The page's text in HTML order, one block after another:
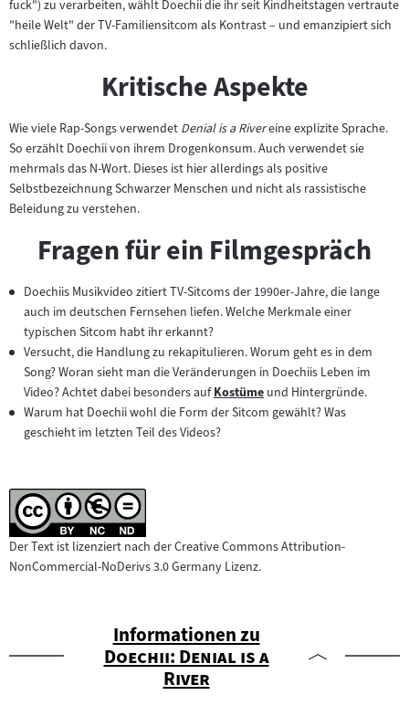
fuck") zu verarbeiten, wählt Doechii die ihr seit Kindheitstagen vertraute
"heile Welt" der TV-Familiensitcom als Kontrast – und emanzipiert sich
schließlich davon.
Kritische Aspekte
Wie viele Rap-Songs verwendet Denial is a Rivereine explizite Sprache.
So erzählt Doechii von ihrem Drogenkonsum. Auch verwendet sie
mehrmals das N-Wort. Dieses ist hier allerdings als positive
Selbstbezeichnung Schwarzer Menschen und nicht als rassistische
Beleidung zu verstehen.
Fragen für ein Filmgespräch
Doechiis Musikvideo zitiert TV-Sitcoms der 1990er-Jahre, die lange
auch im deutschen Fernsehen liefen. Welche Merkmale einer
typischen Sitcom habt ihr erkannt?
Versucht, die Handlung zu rekapitulieren. Worum geht es in dem
Song? Woran sieht man die Veränderungen in Doechiis Leben im
Video? Achtet dabei besonders aufZum
Inhalt:
Kostüme und Hintergründe.
Warum hat Doechii wohl die Form der Sitcom gewählt? Was
geschieht im letzten Teil des Videos?
Der Text ist lizenziert nach der Creative Commons Attribution-
NonCommercial-NoDerivs 3.0 Germany Lizenz.
Informationen zu
"
Doechii: Denial is a
River"